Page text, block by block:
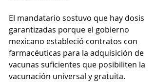
El mandatario sostuvo que hay dosis
garantizadas porque el gobierno
mexicano estableció contratos con
farmacéuticas para la adquisición de
vacunas suficientes que posibiliten la
vacunación universal y gratuita.